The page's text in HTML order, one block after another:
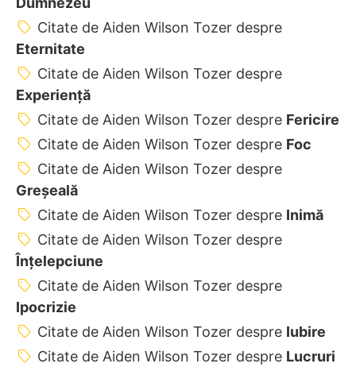
Citate de Aiden Wilson Tozer despre
Eternitate
Citate de Aiden Wilson Tozer despre
Experiență
Citate de Aiden Wilson Tozer despre Fericire
Citate de Aiden Wilson Tozer despre Foc
Citate de Aiden Wilson Tozer despre
Greșeală
Citate de Aiden Wilson Tozer despre Inimă
Citate de Aiden Wilson Tozer despre
Înțelepciune
Citate de Aiden Wilson Tozer despre
Ipocrizie
Citate de Aiden Wilson Tozer despre Iubire
Citate de Aiden Wilson Tozer despre Lucruri